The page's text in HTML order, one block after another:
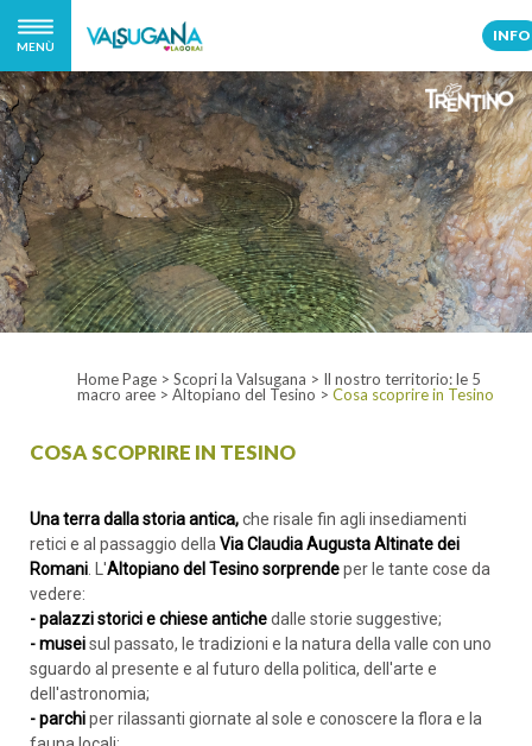
MENÙ
INFO
Home Page > Scopri la Valsugana > Il nostro territorio: le 5
macro aree > Altopiano del Tesino > Cosa scoprire in Tesino
COSA SCOPRIRE IN TESINO
Una terra dalla storia antica,che risale fin agli insediamenti
retici e al passaggio della Via Claudia Augusta Altinate dei
Romani . L'Altopiano del Tesino sorprendeper le tante cose da
vedere:
- palazzi storici e chiese antichedalle storie suggestive;
- museisul passato, le tradizioni e la natura della valle con uno
sguardo al presente e al futuro della politica, dell'arte e
dell'astronomia;
- parchiper rilassanti giornate al sole e conoscere la flora e la